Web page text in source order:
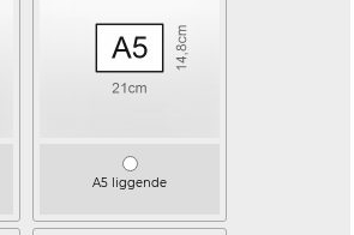
A5 liggende